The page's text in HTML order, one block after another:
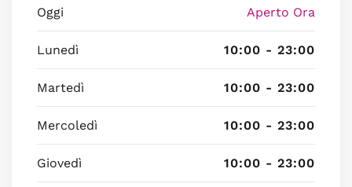
Oggi Aperto Ora
Lunedì 10:00 - 23:00
Martedì 10:00 - 23:00
Mercoledì 10:00 - 23:00
Giovedì 10:00 - 23:00